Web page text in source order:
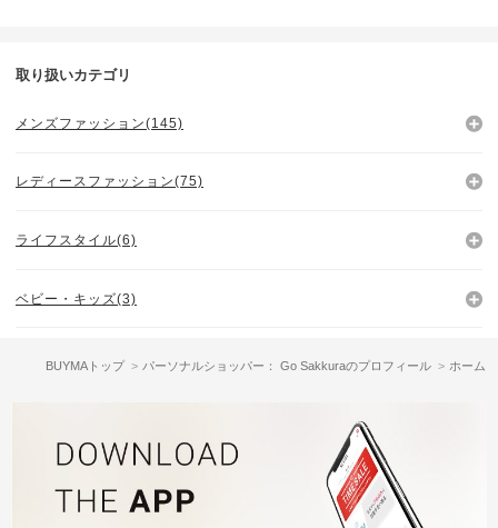
取り扱いカテゴリ
メンズファッション(145)
レディースファッション(75)
ライフスタイル(6)
ベビー・キッズ(3)
BUYMAトップ パーソナルショッパー： Go Sakkuraのプロフィール ホーム